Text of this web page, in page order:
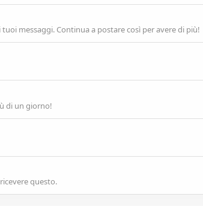
messaggi. Continua a postare così per avere di più!
di un giorno!
questo.